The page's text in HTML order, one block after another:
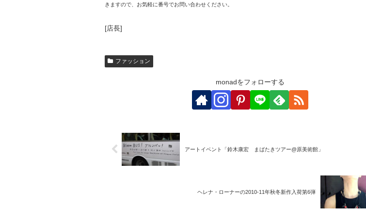
きますので、お気軽に番号でお問い合わせください。
[店長]
ファッション
monadをフォローする
アートイベント「鈴木康宏 まばたきツアー@原美術館」
ヘレナ・ローナーの2010-11年秋冬新作入荷第6弾